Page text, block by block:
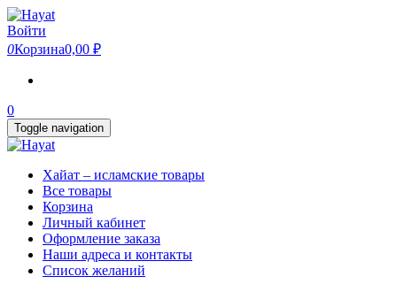
Skip
to
the
content
Войти
0Корзина0,00 ₽
0
Toggle navigation
Хайат – исламские товары
Все товары
Корзина
Личный кабинет
Оформление заказа
Наши адреса и контакты
Список желаний